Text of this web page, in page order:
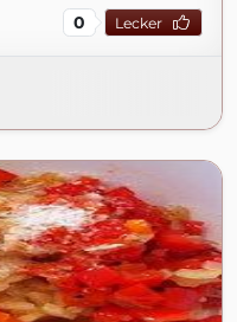
0 Lecker